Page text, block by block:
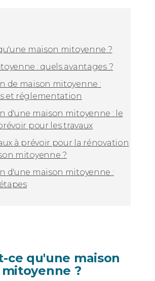
maison mitoyenne ?
: quels avantages ?
de maison mitoyenne :
et réglementation
d'une maison mitoyenne : le
pour les travaux
à prévoir pour la rénovation
mitoyenne ?
d'une maison mitoyenne :
ce qu'une maison
mitoyenne ?